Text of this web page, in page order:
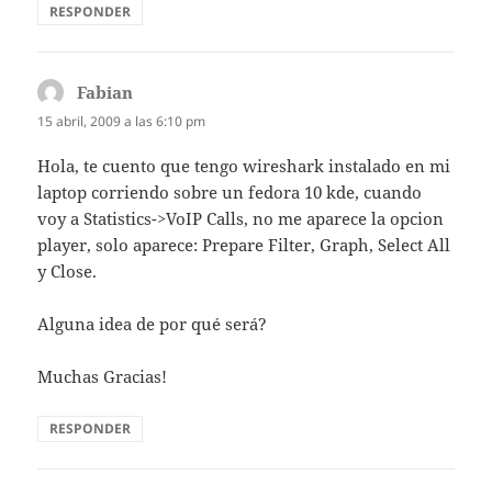
RESPONDER
Fabian
15 abril, 2009 a las 6:10 pm
Hola, te cuento que tengo wireshark instalado en mi
laptop corriendo sobre un fedora 10 kde, cuando
voy a Statistics->VoIP Calls, no me aparece la opcion
player, solo aparece: Prepare Filter, Graph, Select All
y Close.
Alguna idea de por qué será?
Muchas Gracias!
RESPONDER